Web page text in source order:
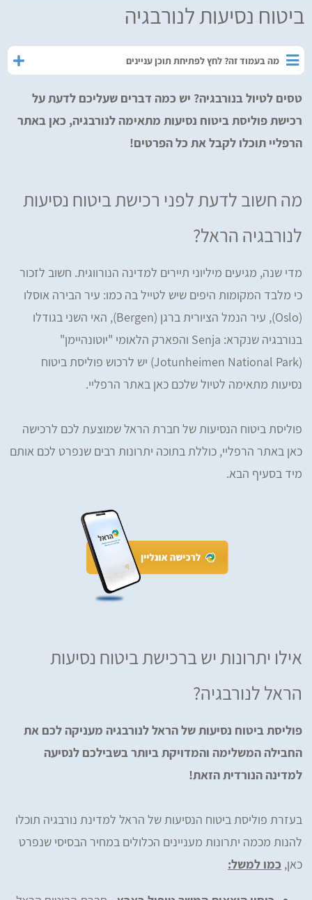
ביטוח נסיעות לנורבגיה
מה בעמוד זה? לחץ לפתיחת תוכן עניינים
טסים לטיול בנורבגיה? יש כמה דברים שעליכם לדעת על
רכישת פוליסת ביטוח נסיעות מתאימה לנורבגיה, כאן באתר
הרפליי תוכלו לקבל את כל הפרטים!
מה חשוב לדעת לפני רכישת ביטוח נסיעות
לנורבגיה הראל?
מדי שנה, מגיעים מיליוני תיירים למדינה הנורווגית. חשוב לזכור
כי מלבד המקומות היפים שיש לטייל בה כמו: עיר הבירה אוסלו
(Oslo), עיר הנמל הציורית ברגן (Bergen), האי השני בגודלו
בנורבגיה שנקרא: Senja והפארק הלאומי "יוטונהיימן"
(Jotunheimen National Park) יש לרכוש פוליסת ביטוח
נסיעות מתאימה לטיול שלכם כאן באתר הרפליי.
פוליסת ביטוח הנסיעות של חברת הראל שמוצעת לכם לרכישה
כאן באתר הרפליי, כוללת בתוכה יתרונות רבים שנפרט לכם אותם
מיד בסעיף הבא.
אילו יתרונות יש ברכישת ביטוח נסיעות
הראל לנורבגיה?
פוליסת ביטוח נסיעות של הראל לנורבגיה מעניקה לכם את
החבילה המשלימה והמדויקת ביותר בשבילכם לנסיעה
למדינה הנורדית הזאת!
בעזרת פוליסת ביטוח הנסיעות של הראל למדינת נורבגיה תוכלו
להנות מכמה יתרונות מעניינים הכלולים במחיר הבסיסי שנפרט
כאן, כמו למשל: